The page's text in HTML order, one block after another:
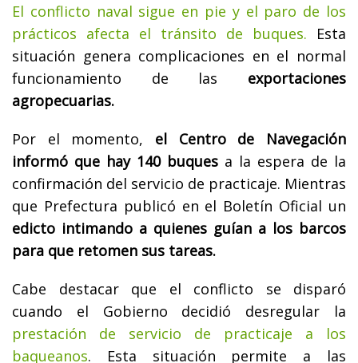
El conflicto naval sigue en pie y el paro de los
prácticos afecta el tránsito de buques. Esta
situación genera complicaciones en el normal
funcionamiento de las exportaciones
agropecuarias.
Por el momento, el Centro de Navegación
informó que hay 140 buques a la espera de la
confirmación del servicio de practicaje. Mientras
que Prefectura publicó en el Boletín Oficial un
edicto intimando a quienes guían a los barcos
para que retomen sus tareas.
Cabe destacar que el conflicto se disparó
cuando el Gobierno decidió desregular la
prestación de servicio de practicaje a los
baqueanos. Esta situación permite a las